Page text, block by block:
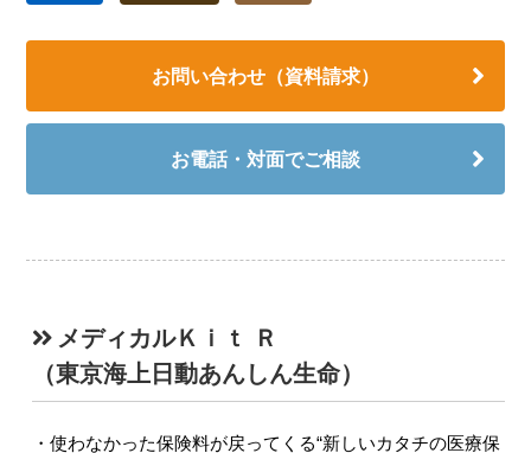
お問い合わせ（資料請求）
お電話・対面でご相談
メディカルＫｉｔ Ｒ
（東京海上日動あんしん生命）
使わなかった保険料が戻ってくる“新しいカタチの医療保